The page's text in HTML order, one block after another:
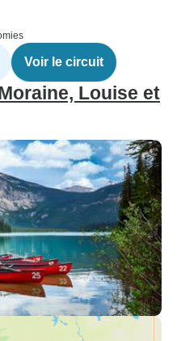
Voir le circuit
Louise et